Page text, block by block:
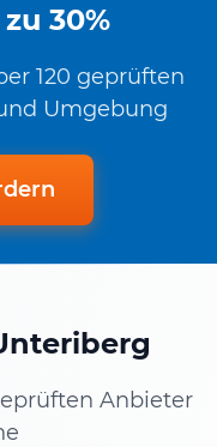
30%
120 geprüften
Umgebung
Anbieter